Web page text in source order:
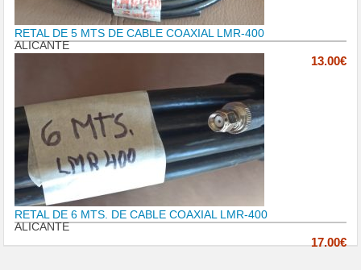
RETAL DE 5 MTS DE CABLE COAXIAL LMR-400
ALICANTE
13.00€
RETAL DE 6 MTS. DE CABLE COAXIAL LMR-400
ALICANTE
17.00€